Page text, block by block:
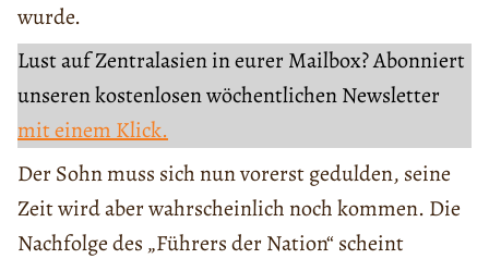
wurde.
Lust auf Zentralasien in eurer Mailbox? Abonniert
unseren kostenlosen wöchentlichen Newsletter
mit einem Klick.
Der Sohn muss sich nun vorerst gedulden, seine
Zeit wird aber wahrscheinlich noch kommen. Die
Nachfolge des „Führers der Nation“ scheint